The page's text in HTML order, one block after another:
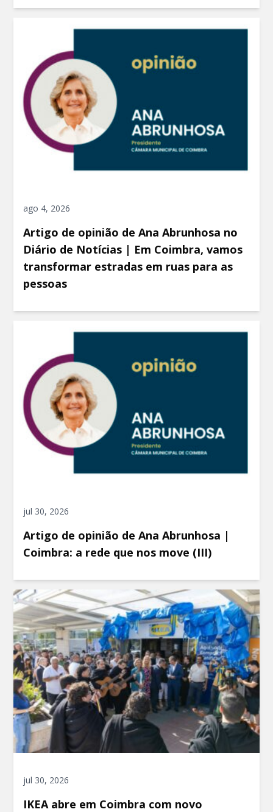
ago 4, 2026
Artigo de opinião de Ana Abrunhosa no
Diário de Notícias | Em Coimbra, vamos
transformar estradas em ruas para as
pessoas
jul 30, 2026
Artigo de opinião de Ana Abrunhosa |
Coimbra: a rede que nos move (III)
jul 30, 2026
IKEA abre em Coimbra com novo